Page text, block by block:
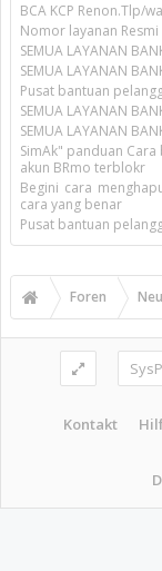
BCA KCP Renon.Tlp/
Nomor layanan Resmi
SEMUA LAYANAN
SEMUA LAYANAN
Pusat bantuan
SEMUA LAYANAN
SEMUA LAYANAN
SimAk" panduan
akun BRmo terblokr
Begini cara
cara yang benar
Pusat bantuan
Foren
Kontakt